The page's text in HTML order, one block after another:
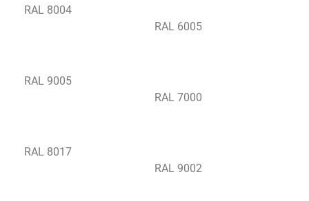
RAL 8004
RAL 9005
RAL 8017
RAL 6005
RAL 7000
RAL 9002